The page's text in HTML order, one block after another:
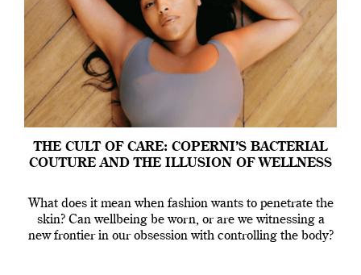
THE CULT OF CARE: COPERNI’S BACTERIAL
COUTURE AND THE ILLUSION OF WELLNESS
What does it mean when fashion wants to penetrate the
skin? Can wellbeing be worn, or are we witnessing a
new frontier in our obsession with controlling the body?